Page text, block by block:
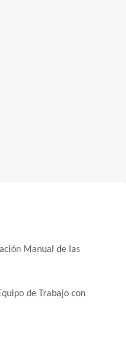
Manual de las
de Trabajo con